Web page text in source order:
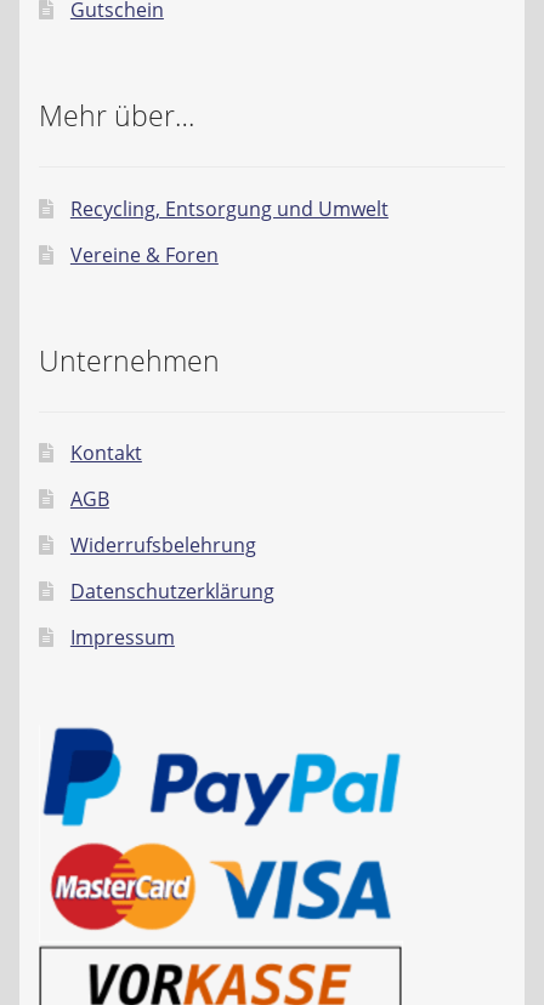
Gutschein
Mehr über…
Recycling, Entsorgung und Umwelt
Vereine & Foren
Unternehmen
Kontakt
AGB
Widerrufsbelehrung
Datenschutzerklärung
Impressum